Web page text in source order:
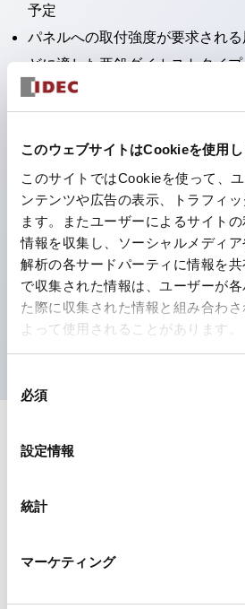
このウェブサイトはCookieを使用
このサイトではCookieを使って、
ンテンツや広告の表示、トラフィ
ます。またユーザーによるサイト
情報を収集し、ソーシャルメディ
解析の各サードパーティに情報を共
で収集された情報は、ユーザーが
た際に収集された情報と組み合わ
よって使用されることがあります。
必須
設定情報
統計
マーケティング
予定
パネルへの取付強度が要求され
どに適した亜鉛ダイカストタイプ
フィンガープロテクション構造
保護構造IP20に対応したHW-U
を搭載。
高電圧タイプのLED球が搭載可
タイプの定格使用電圧が最大
ました。
ひとつで6色の役をこなすLED球
で色ごとに分かれていたLED球を
を表現できるようにしました。
UL、CSA、TÜV、CCC認証品。
仕様